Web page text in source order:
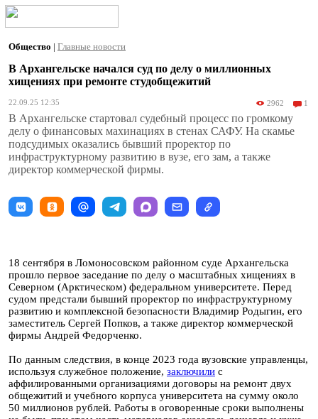
Общество | Главные новости
В Архангельске начался суд по делу о миллионных
хищениях при ремонте студобщежитий
22.09.25 12:35 2962 1
В Архангельске стартовал судебный процесс по громкому
делу о финансовых махинациях в стенах САФУ. На скамье
подсудимых оказались бывший проректор по
инфраструктурному развитию в вузе, его зам, а также
директор коммерческой фирмы.
18 сентября в Ломоносовском районном суде Архангельска
прошло первое заседание по делу о масштабных хищениях в
Северном (Арктическом) федеральном университете. Перед
судом предстали бывший проректор по инфраструктурному
развитию и комплексной безопасности Владимир Родыгин, его
заместитель Сергей Попков, а также директор коммерческой
фирмы Андрей Федорченко.
По данным следствия, в конце 2023 года вузовские управленцы,
используя служебное положение, заключили с
аффилированными организациями договоры на ремонт двух
общежитий и учебного корпуса университета на сумму около
50 миллионов рублей. Работы в оговоренные сроки выполнены